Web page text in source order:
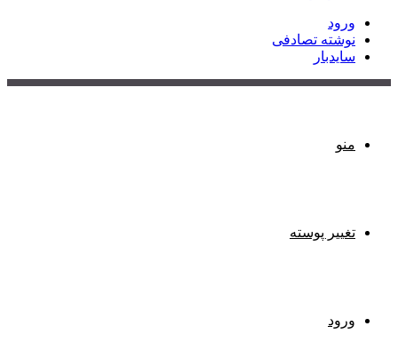
ورود
نوشته تصادفی
سایدبار
منو
تغییر پوسته
ورود